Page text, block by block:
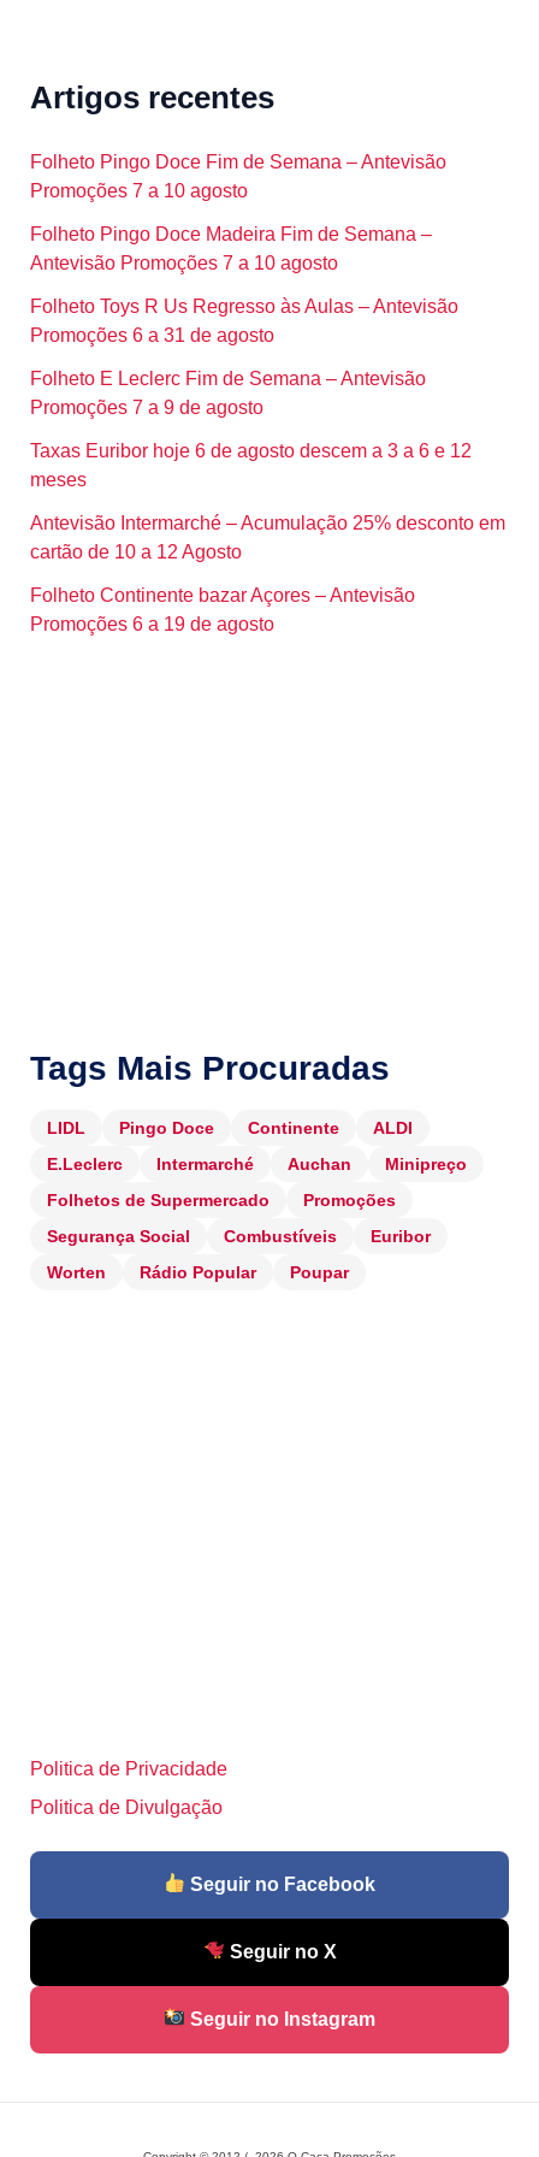
Artigos recentes
Folheto Pingo Doce Fim de Semana – Antevisão
Promoções 7 a 10 agosto
Folheto Pingo Doce Madeira Fim de Semana –
Antevisão Promoções 7 a 10 agosto
Folheto Toys R Us Regresso às Aulas – Antevisão
Promoções 6 a 31 de agosto
Folheto E Leclerc Fim de Semana – Antevisão
Promoções 7 a 9 de agosto
Taxas Euribor hoje 6 de agosto descem a 3 a 6 e 12
meses
Antevisão Intermarché – Acumulação 25% desconto em
cartão de 10 a 12 Agosto
Folheto Continente bazar Açores – Antevisão
Promoções 6 a 19 de agosto
Tags Mais Procuradas
LIDL Pingo Doce Continente
ALDI
E.Leclerc
Intermarché Auchan
Minipreço
Folhetos de Supermercado
Promoções
Segurança Social
Combustíveis
Euribor
Worten
Rádio Popular Poupar
Politica de Privacidade
Politica de Divulgação
Seguir no Facebook
Seguir no X
Seguir no Instagram